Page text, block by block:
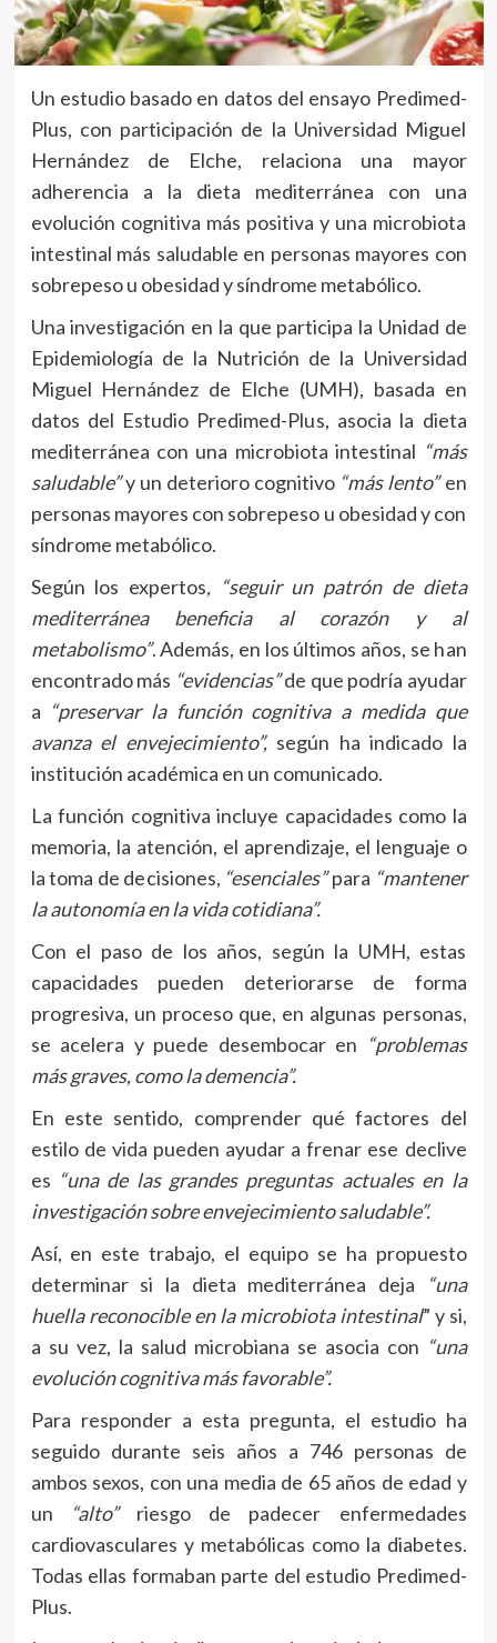
Un estudio basado en datos del ensayo Predimed-
Plus, con participación de la Universidad Miguel
Hernández de Elche, relaciona una mayor
adherencia a la dieta mediterránea con una
evolución cognitiva más positiva y una microbiota
intestinal más saludable en personas mayores con
sobrepeso u obesidad y síndrome metabólico.
Una investigación en la que participa la Unidad de
Epidemiología de la Nutrición de la Universidad
Miguel Hernández de Elche (UMH), basada en
datos del Estudio Predimed-Plus, asocia la dieta
mediterránea con una microbiota intestinal “más
saludable”y un deterioro cognitivo “más lento”en
personas mayores con sobrepeso u obesidad y con
síndrome metabólico.
Según los expertos, “seguir un patrón de dieta
mediterránea beneficia al corazón y al
metabolismo”. Además, en los últimos años, se han
encontrado más “evidencias”de que podría ayudar
a “preservar la función cognitiva a medida que
avanza el envejecimiento”, según ha indicado la
institución académica en un comunicado.
La función cognitiva incluye capacidades como la
memoria, la atención, el aprendizaje, el lenguaje o
la toma de decisiones, “esenciales”para “mantener
la autonomía en la vida cotidiana”.
Con el paso de los años, según la UMH, estas
capacidades pueden deteriorarse de forma
progresiva, un proceso que, en algunas personas,
se acelera y puede desembocar en “problemas
más graves, como la demencia”.
En este sentido, comprender qué factores del
estilo de vida pueden ayudar a frenar ese declive
es “una de las grandes preguntas actuales en la
investigación sobre envejecimiento saludable”.
Así, en este trabajo, el equipo se ha propuesto
determinar si la dieta mediterránea deja “una
huella reconocible en la microbiota intestinal” y si,
a su vez, la salud microbiana se asocia con “una
evolución cognitiva más favorable”.
Para responder a esta pregunta, el estudio ha
seguido durante seis años a 746 personas de
ambos sexos, con una media de 65 años de edad y
un “alto” riesgo de padecer enfermedades
cardiovasculares y metabólicas como la diabetes.
Todas ellas formaban parte del estudio Predimed-
Plus.